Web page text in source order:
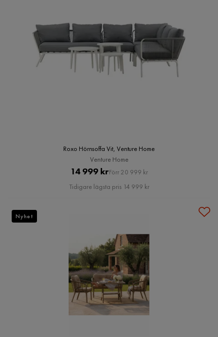
Roxo Hörnsoffa Vit, Venture Home
Venture Home
Pris
14 999 krOriginal
Pris
Förr 20 999 kr
Tidigare lägsta pris 14 999 kr
Nyhet